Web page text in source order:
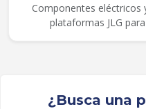
Componentes eléctricos
plataformas JLG
¿Busca una